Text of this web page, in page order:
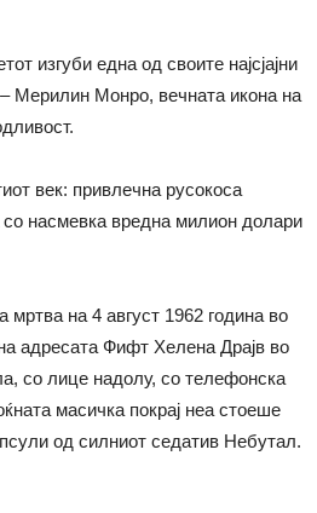
изгуби една од своите најсјајни
Мерилин Монро, вечната икона на
век: привлечна русокоса
насмевка вредна милион долари
на 4 август 1962 година во
адресата Фифт Хелена Драјв во
со лице надолу, со телефонска
масичка покрај неа стоеше
од силниот седатив Небутал.